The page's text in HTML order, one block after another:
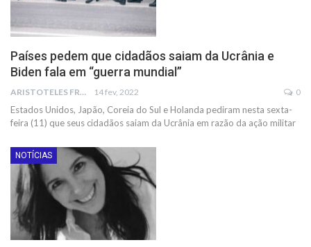
Países pedem que cidadãos saiam da Ucrânia e
Biden fala em “guerra mundial”
ARISTOTELES FRANCO 14 fev, 2022 0
Estados Unidos, Japão, Coreia do Sul e Holanda pediram nesta sexta-
feira (11) que seus cidadãos saiam da Ucrânia em razão da ação militar
NOTÍCIAS